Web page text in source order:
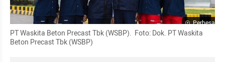
Perbesar
PT Waskita Beton Precast Tbk (WSBP).  Foto: Dok. PT Waskita
Beton Precast Tbk (WSBP)